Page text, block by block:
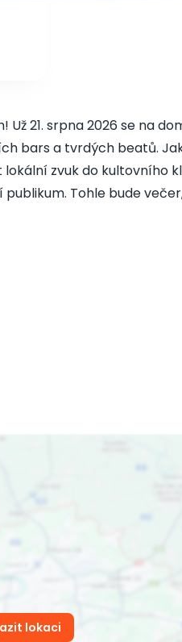
21. srpna 2026 se na
bars a tvrdých beatů.
lokální zvuk do kultovního
Tohle bude
lokaci